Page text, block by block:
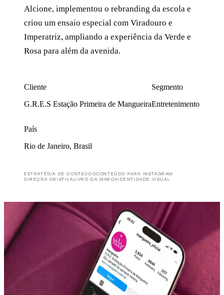
Alcione, implementou o rebranding da escola e
criou um ensaio especial com Viradouro e
Imperatriz, ampliando a experiência da Verde e
Rosa para além da avenida.
Cliente
G.R.E.S Estação Primeira de Mangueira
Segmento
Entretenimento
País
Rio de Janeiro, Brasil
ESTRATÉGIA DE CONTEÚDOCONTEÚDO PARA INSTAGRAM
DIREÇÃO CRIATIVALIVRO DA MARCAIDENTIDADE VISUAL